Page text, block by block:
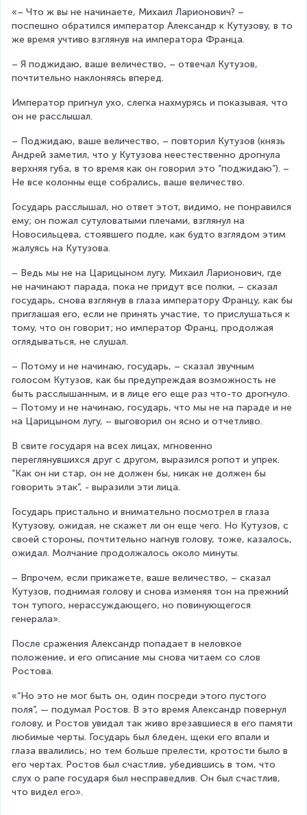
«– Что ж вы не начинаете, Михаил Ларионович? –
поспешно обратился император Александр к Кутузову, в то
же время учтиво взглянув на императора Франца.
– Я поджидаю, ваше величество, – отвечал Кутузов,
почтительно наклоняясь вперед.
Император пригнул ухо, слегка нахмурясь и показывая, что
он не расслышал.
– Поджидаю, ваше величество, – повторил Кутузов (князь
Андрей заметил, что у Кутузова неестественно дрогнула
верхняя губа, в то время как он говорил это “поджидаю”). –
Не все колонны еще собрались, ваше величество.
Государь расслышал, но ответ этот, видимо, не понравился
ему; он пожал сутуловатыми плечами, взглянул на
Новосильцева, стоявшего подле, как будто взглядом этим
жалуясь на Кутузова.
– Ведь мы не на Царицыном лугу, Михаил Ларионович, где
не начинают парада, пока не придут все полки, – сказал
государь, снова взглянув в глаза императору Францу, как бы
приглашая его, если не принять участие, то прислушаться к
тому, что он говорит; но император Франц, продолжая
оглядываться, не слушал.
– Потому и не начинаю, государь, – сказал звучным
голосом Кутузов, как бы предупреждая возможность не
быть расслышанным, и в лице его еще раз что-то дрогнуло.
– Потому и не начинаю, государь, что мы не на параде и не
на Царицыном лугу, – выговорил он ясно и отчетливо.
В свите государя на всех лицах, мгновенно
переглянувшихся друг с другом, выразился ропот и упрек.
“Как он ни стар, он не должен бы, никак не должен бы
говорить этак”, - выразили эти лица.
Государь пристально и внимательно посмотрел в глаза
Кутузову, ожидая, не скажет ли он еще чего. Но Кутузов, с
своей стороны, почтительно нагнув голову, тоже, казалось,
ожидал. Молчание продолжалось около минуты.
– Впрочем, если прикажете, ваше величество, – сказал
Кутузов, поднимая голову и снова изменяя тон на прежний
тон тупого, нерассуждающего, но повинующегося
генерала».
После сражения Александр попадает в неловкое
положение, и его описание мы снова читаем со слов
Ростова.
«“Но это не мог быть он, один посреди этого пустого
поля”, — подумал Ростов. В это время Александр повернул
голову, и Ростов увидал так живо врезавшиеся в его памяти
любимые черты. Государь был бледен, щеки его впали и
глаза ввалились; но тем больше прелести, кротости было в
его чертах. Ростов был счастлив, убедившись в том, что
слух о рапе государя был несправедлив. Он был счастлив,
что видел его».